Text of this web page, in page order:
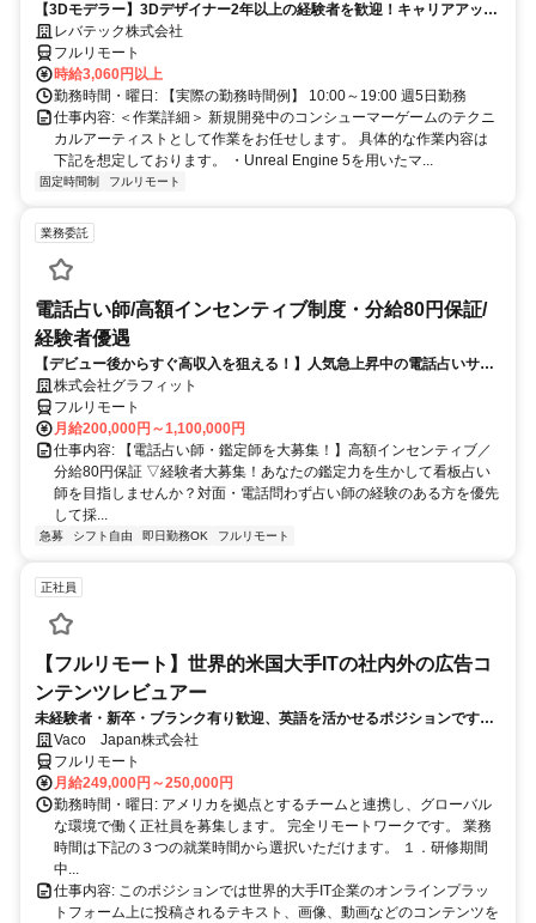
_LTCR547867_CP_CRG
【3Dモデラー】3Dデザイナー2年以上の経験者を歓迎！キャリアアップ
を目指したい方も大歓迎♪
レバテック株式会社
フルリモート
時給3,060円以上
勤務時間・曜日: 【実際の勤務時間例】 10:00～19:00 週5日勤務
仕事内容: ＜作業詳細＞ 新規開発中のコンシューマーゲームのテクニ
カルアーティストとして作業をお任せします。 具体的な作業内容は
下記を想定しております。 ・Unreal Engine 5を用いたマ...
固定時間制 フルリモート
業務委託
電話占い師/高額インセンティブ制度・分給80円保証/
経験者優遇
【デビュー後からすぐ高収入を狙える！】人気急上昇中の電話占いサイ
トで占いのお仕事
株式会社グラフィット
フルリモート
月給200,000円～1,100,000円
仕事内容: 【電話占い師・鑑定師を大募集！】高額インセンティブ／
分給80円保証 ▽経験者大募集！あなたの鑑定力を生かして看板占い
師を目指しませんか？対面・電話問わず占い師の経験のある方を優先
して採...
急募 シフト自由 即日勤務OK フルリモート
正社員
【フルリモート】世界的米国大手ITの社内外の広告コ
ンテンツレビュアー
未経験者・新卒・ブランク有り歓迎、英語を活かせるポジションです。
完全リモート
Vaco Japan株式会社
フルリモート
月給249,000円～250,000円
勤務時間・曜日: アメリカを拠点とするチームと連携し、グローバル
な環境で働く正社員を募集します。 完全リモートワークです。 業務
時間は下記の３つの就業時間から選択いただけます。 １．研修期間
中...
仕事内容: このポジションでは世界的大手IT企業のオンラインプラッ
トフォーム上に投稿されるテキスト、画像、動画などのコンテンツを